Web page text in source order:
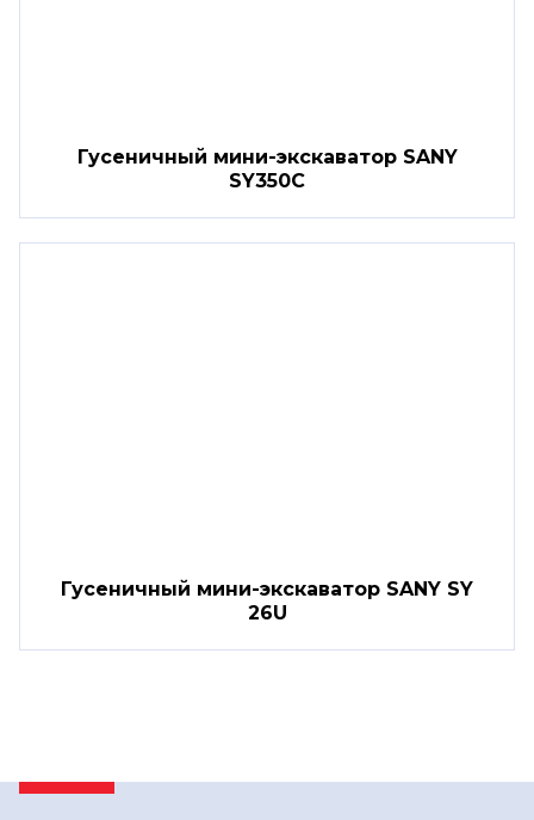
Гусеничный мини-экскаватор SANY
SY350C
Гусеничный мини-экскаватор SANY SY
26U